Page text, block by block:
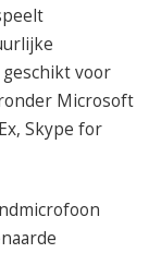
geschikt voor
Microsoft
Skype for